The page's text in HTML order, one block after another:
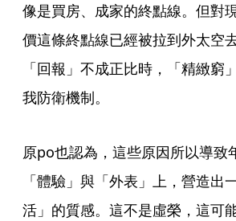
像是買房、成家的終點線。但對
價這條終點線已經被拉到外太空
「回報」不成正比時，「精緻窮
我防衛機制。
原po也認為，這些原因所以導致
「體驗」與「外表」上，營造出
活」的質感。這不是虛榮，這可